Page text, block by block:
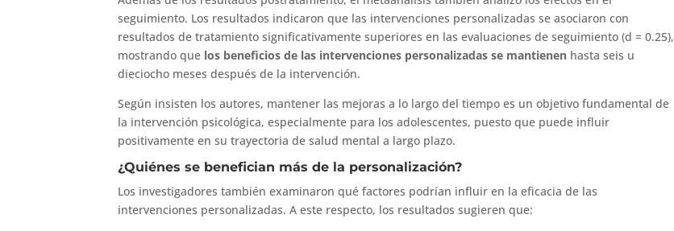
seguimiento. Los resultados indicaron que las intervenciones personalizadas se asociaron con
resultados de tratamiento significativamente superiores en las evaluaciones de seguimiento (d = 0.25),
mostrando que los beneficios de las intervenciones personalizadas se mantienen hasta seis u
dieciocho meses después de la intervención.
Según insisten los autores, mantener las mejoras a lo largo del tiempo es un objetivo fundamental de
la intervención psicológica, especialmente para los adolescentes, puesto que puede influir
positivamente en su trayectoria de salud mental a largo plazo.
¿Quiénes se benefician más de la personalización?
Los investigadores también examinaron qué factores podrían influir en la eficacia de las
intervenciones personalizadas. A este respecto, los resultados sugieren que: